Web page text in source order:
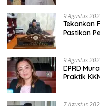
9 Agustus
Tekankan
Pastikan
9 Agustus
DPRD
Praktik